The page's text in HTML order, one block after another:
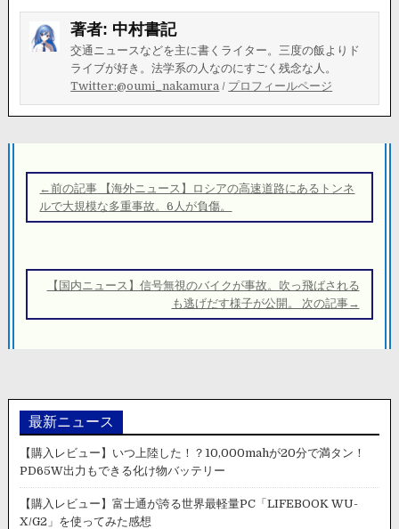
著者: 中村書記
交通ニュースなどを主に書くライター。三度の飯よりド
ライブが好き。法学系の人なのにすごく残念な人。
Twitter:@oumi_nakamura / プロフィールページ
稿
ナ
ー
←前の記事 【海外ニュース】ロシアの高速道路にあるトンネ
ルで大規模な多重事故。6人が負傷。
【国内ニュース】信号無視のバイクが事故。吹っ飛ばされる
も逃げだす様子が公開。 次の記事→
最新ニュース
【購入レビュー】いつ上陸した！？10,000mahが20分で満タン！
PD65W出力もできる化け物バッテリー
【購入レビュー】富士通が誇る世界最軽量PC「LIFEBOOK WU-
X/G2」を使ってみた感想